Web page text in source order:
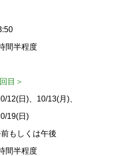
間半程度
目＞
12(日)、10/13(月)、
19(日)
もしくは午後
間半程度